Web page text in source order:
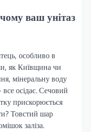
ваш унітаз
особливо в
як Київщина чи
мінеральну воду
осідає. Сечовий
прискорюється
Товстий шар
заліза.